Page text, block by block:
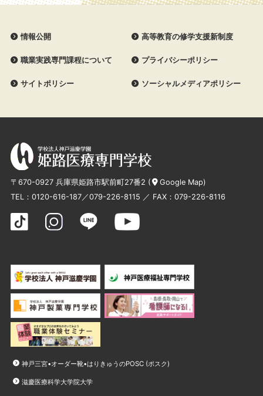
情報公開 高等教育の修学支援新制度
職業実践専門課程について プライバシーポリシー
サイトポリシー ソーシャルメディアポリシー
〒670-0927 兵庫県姫路市駅前町27番2 ( Google Map)
TEL： 0120-616-187／079-226-8115 ／ FAX：079-226-8116
神戸三宮•オーダー靴•はりきゅうのPOSC (ポスク)
滋慶医療科学大学院大学